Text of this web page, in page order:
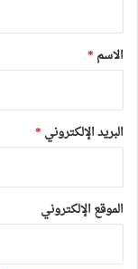
*
الاسم *
البريد الإلكتروني *
الموقع الإلكتروني